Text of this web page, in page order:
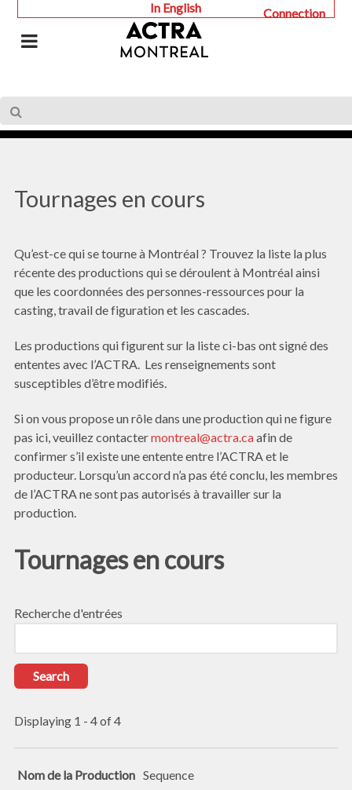
Connection
In English
Tournages en cours
Qu’est-ce qui se tourne à Montréal ? Trouvez la liste la plus
récente des productions qui se déroulent à Montréal ainsi
que les coordonnées des personnes-ressources pour la
casting, travail de figuration et les cascades.
Les productions qui figurent sur la liste ci-bas ont signé des
ententes avec l’ACTRA. Les renseignements sont
susceptibles d’être modifiés.
Si on vous propose un rôle dans une production qui ne figure
pas ici, veuillez contactermontreal@actra.caafin de
confirmer s’il existe une entente entre l’ACTRA et le
producteur. Lorsqu’un accord n’a pas été conclu, les membres
de l’ACTRA ne sont pas autorisés à travailler sur la
production.
Tournages en cours
Recherche d'entrées
Displaying 1 - 4 of 4
Sequence